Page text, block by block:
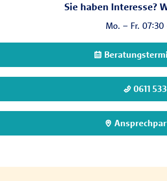
Sie haben Interesse?
Mo. – Fr.
0611